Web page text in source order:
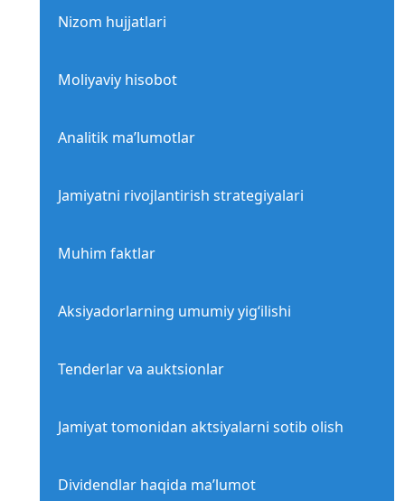
Nizom hujjatlari
Moliyaviy hisobot
Analitik ma’lumotlar
Jamiyatni rivojlantirish strategiyalari
Muhim faktlar
Aksiyadorlarning umumiy yig‘ilishi
Tenderlar va auktsionlar
Jamiyat tomonidan aktsiyalarni sotib olish
Dividendlar haqida ma’lumot